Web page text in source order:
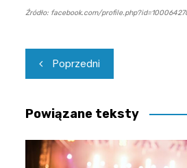
Źródło: facebook.com/
Nawigacja
wpisu
Poprzedni
Powiązane teksty